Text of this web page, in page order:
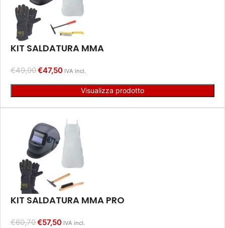
KIT SALDATURA MMA
€49,90€47,50 IVA incl.
Visualizza prodotto
KIT SALDATURA MMA PRO
€60,70€57,50 IVA incl.